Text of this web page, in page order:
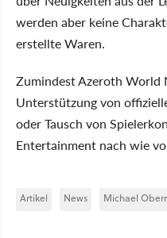
werden aber keine
erstellte Waren.
Zumindest Azeroth World
Unterstützung von
oder Tausch von
Entertainment nach wie
Artikel News Michael